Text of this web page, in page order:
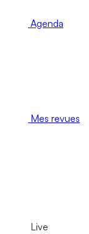
Agenda
Mes revues
Live